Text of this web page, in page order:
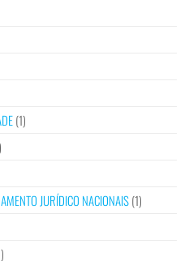
(1)
JURÍDICO NACIONAIS(1)